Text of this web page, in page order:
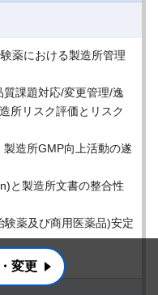
薬における製造所管理
課題対応/変更管理/逸
所リスク評価とリスク
造所GMP向上活動の遂
と製造所文書の整合性
験薬及び商用医薬品)安定
変更